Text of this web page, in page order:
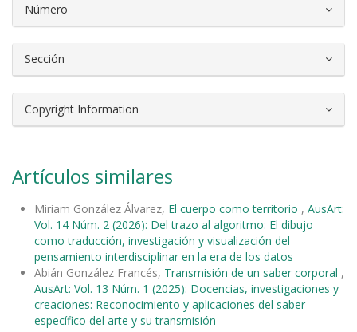
Número
Sección
Copyright Information
Artículos similares
Miriam González Álvarez, El cuerpo como territorio , AusArt:
Vol. 14 Núm. 2 (2026): Del trazo al algoritmo: El dibujo
como traducción, investigación y visualización del
pensamiento interdisciplinar en la era de los datos
Abián González Francés, Transmisión de un saber corporal ,
AusArt: Vol. 13 Núm. 1 (2025): Docencias, investigaciones y
creaciones: Reconocimiento y aplicaciones del saber
específico del arte y su transmisión